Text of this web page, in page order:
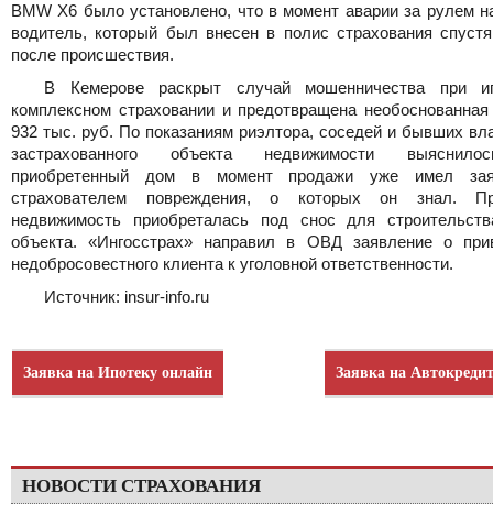
BMW X6 было установлено, что в момент аварии за рулем
водитель, который был внесен в полис страхования
после происшествия.
В Кемерове раскрыт случай мошенничества при
комплексном страховании и предотвращена
932 тыс. руб. По показаниям риэлтора, соседей и бывших
застрахованного объекта недвижимости
приобретенный дом в момент продажи уже имел
страхователем повреждения, о которых он знал.
недвижимость приобреталась под снос для
объекта. «Ингосстрах» направил в ОВД заявление о
недобросовестного клиента к уголовной ответственности.
Источник: insur-info.ru
Заявка на Ипотеку онлайн Заявка на
НОВОСТИ СТРАХОВАНИЯ